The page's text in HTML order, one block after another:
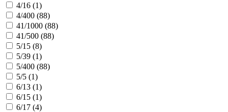
4/16 (1)
4/400 (88)
41/1000 (88)
41/500 (88)
5/15 (8)
5/39 (1)
5/400 (88)
5/5 (1)
6/13 (1)
6/15 (1)
6/17 (4)